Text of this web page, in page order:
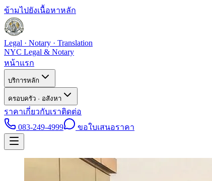
ข้ามไปยังเนื้อหาหลัก
Legal · Notary · Translation
NYC Legal & Notary
หน้าแรก
บริการหลัก
ครอบครัว · อสังหา
ราคาเกี่ยวกับเราติดต่อ
083-249-4999
ขอใบเสนอราคา